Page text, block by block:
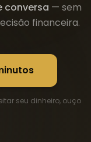
conversa — sem
financeira.
seu dinheiro, ouço